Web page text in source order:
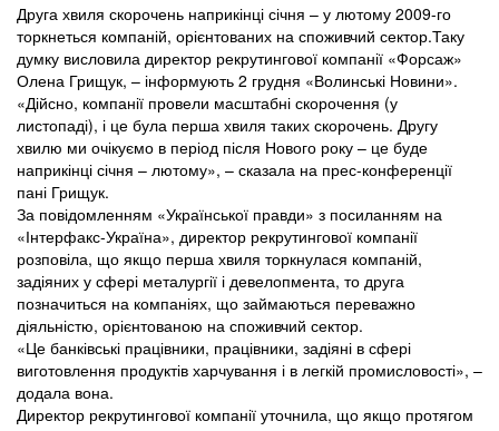
Друга хвиля скорочень наприкінці січня – у лютому 2009-го
торкнеться компаній, орієнтованих на споживчий сектор.Таку
думку висловила директор рекрутингової компанії «Форсаж»
Олена Грищук, – інформують 2 грудня «Волинські Новини».
«Дійсно, компанії провели масштабні скорочення (у
листопаді), і це була перша хвиля таких скорочень. Другу
хвилю ми очікуємо в період після Нового року – це буде
наприкінці січня – лютому», – сказала на прес-конференції
пані Грищук.
За повідомленням «Української правди» з посиланням на
«Інтерфакс-Україна», директор рекрутингової компанії
розповіла, що якщо перша хвиля торкнулася компаній,
задіяних у сфері металургії і девелопмента, то друга
позначиться на компаніях, що займаються переважно
діяльністю, орієнтованою на споживчий сектор.
«Це банківські працівники, працівники, задіяні в сфері
виготовлення продуктів харчування і в легкій промисловості», –
додала вона.
Директор рекрутингової компанії уточнила, що якщо протягом